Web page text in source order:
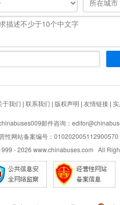
于我们 | 联系我们 | 版权声明 | 友情链接|
邮件咨询：
性网站备案编号：
-2026 www.chinabuses.com All